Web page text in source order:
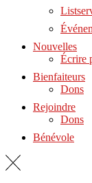
Nouvelles
Écrire
Bienfaiteurs
Dons
Rejoindre
Dons
Bénévole